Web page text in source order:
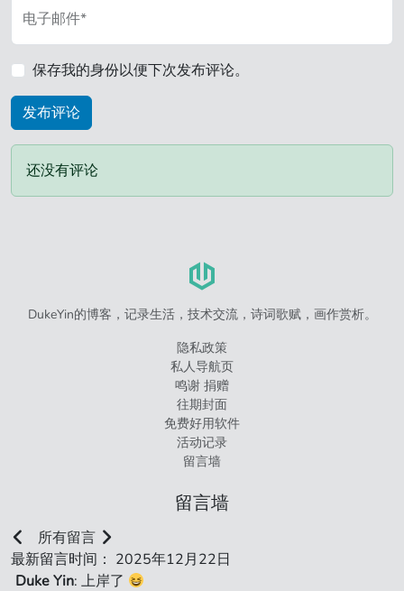
电子邮件*
保存我的身份以便下次发布评论。
还没有评论
DukeYin的博客，记录生活，技术交流，诗词歌赋，画作赏析。
隐私政策
私人导航页
鸣谢 捐赠
往期封面
免费好用软件
活动记录
留言墙
留言墙
所有留言
最新留言时间： 2025年12月22日
Duke Yin: 上岸了